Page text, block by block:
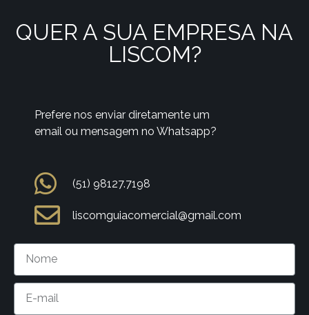
QUER A SUA EMPRESA NA
LISCOM?
Prefere nos enviar diretamente um
email ou mensagem no Whatsapp?
(51) 98127.7198
liscomguiacomercial@gmail.com